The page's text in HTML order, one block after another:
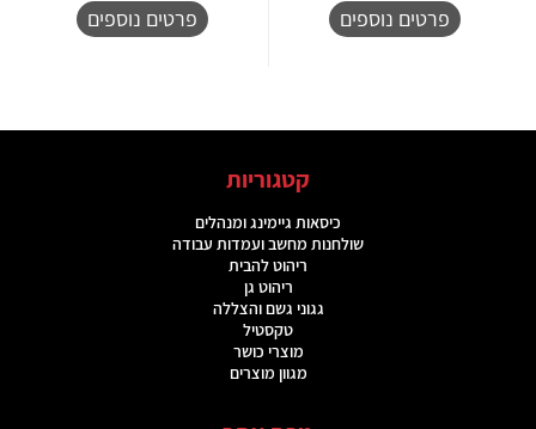
פרטים נוספים פרטים נוספים
קטגוריות
כיסאות גיימינג ומנהלים
שולחנות מחשב ועמדות עבודה
ריהוט להבית
ריהוט גן
גגוני גשם והצללה
טקסטיל
מוצרי כושר
מגוון מוצרים